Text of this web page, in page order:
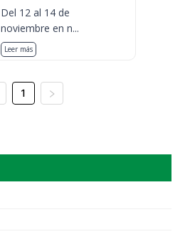
Del 12 al 14 de
noviembre en n...
Leer más
1